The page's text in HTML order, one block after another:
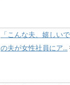
「こんな夫、嬉しい
の夫が女性社員にア...